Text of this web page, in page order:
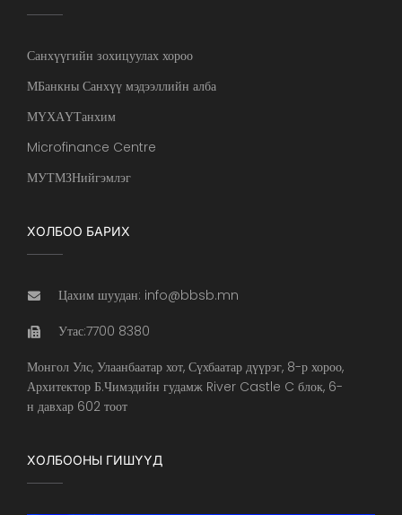
Санхүүгийн зохицуулах хороо
МБанкны Санхүү мэдээллийн алба
МҮХАҮТанхим
Microfinance Centre
МУТМЗНийгэмлэг
ХОЛБОО БАРИХ
Цахим шуудан: info@bbsb.mn
Утас:7700 8380
Монгол Улс, Улаанбаатар хот, Сүхбаатар дүүрэг, 8-р хороо,
Архитектор Б.Чимэдийн гудамж River Castle C блок, 6-
н давхар 602 тоот
ХОЛБООНЫ ГИШҮҮД